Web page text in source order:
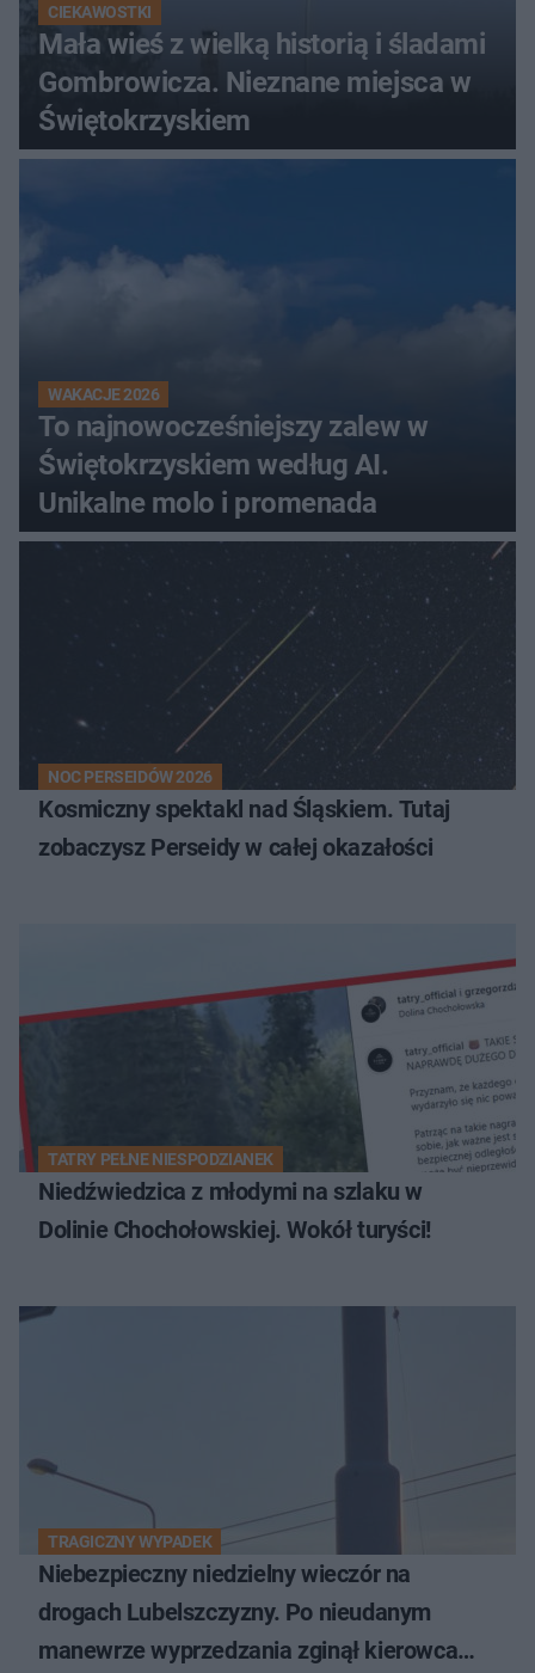
CIEKAWOSTKI
Mała wieś z wielką historią i śladami
Gombrowicza. Nieznane miejsca w
Świętokrzyskiem
WAKACJE 2026
To najnowocześniejszy zalew w
Świętokrzyskiem według AI.
Unikalne molo i promenada
NOC PERSEIDÓW 2026
Kosmiczny spektakl nad Śląskiem. Tutaj
zobaczysz Perseidy w całej okazałości
TATRY PEŁNE NIESPODZIANEK
Niedźwiedzica z młodymi na szlaku w
Dolinie Chochołowskiej. Wokół turyści!
TRAGICZNY WYPADEK
Niebezpieczny niedzielny wieczór na
drogach Lubelszczyzny. Po nieudanym
manewrze wyprzedzania zginął kierowca